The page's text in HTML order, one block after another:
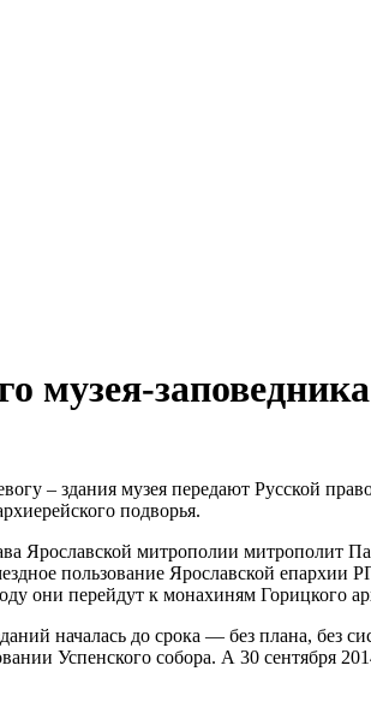
музея-
– здания музея передают Русской
подворья.
Ярославской митрополии митрополит
пользование Ярославской
они перейдут к монахиням Горицкого
началась до срока — без плана,
Успенского собора. А 30 сентября